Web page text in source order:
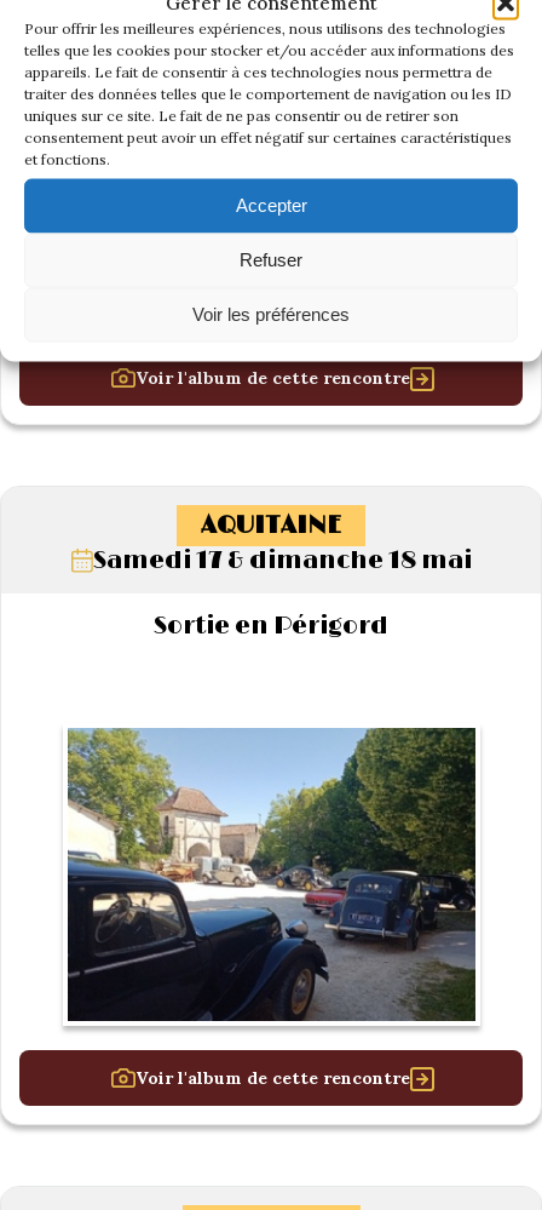
Pour offrir les meilleures expériences, nous utilisons des technologies
telles que les cookies pour stocker et/ou accéder aux informations des
appareils. Le fait de consentir à ces technologies nous permettra de
traiter des données telles que le comportement de navigation ou les ID
uniques sur ce site. Le fait de ne pas consentir ou de retirer son
consentement peut avoir un effet négatif sur certaines caractéristiques
et fonctions.
Accepter
Refuser
Voir les préférences
Voir l'album de cette rencontre
AQUITAINE
Samedi 17 & dimanche 18 mai
Sortie en Périgord
Voir l'album de cette rencontre